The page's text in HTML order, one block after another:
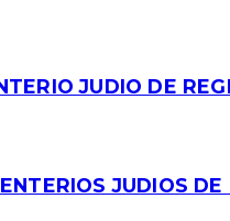
JUDIO DE
JUDIOS